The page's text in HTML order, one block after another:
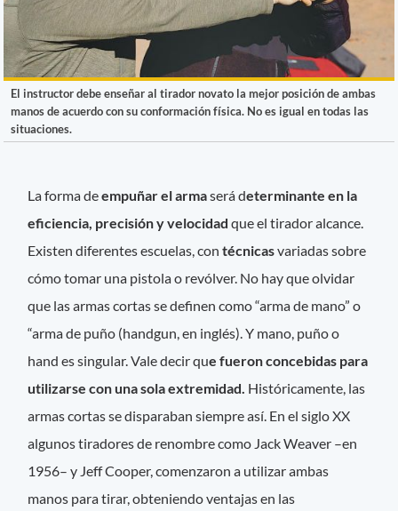
El instructor debe enseñar al tirador novato la mejor posición de ambas
manos de acuerdo con su conformación física. No es igual en todas las
situaciones.
La forma deempuñar el armaserá determinante en la
eficiencia, precisión y velocidad que el tirador alcance.
Existen diferentes escuelas, contécnicasvariadas sobre
cómo tomar una pistola o revólver. No hay que olvidar
que las armas cortas se definen como “arma de mano” o
“arma de puño (handgun, en inglés). Y mano, puño o
hand es singular. Vale decir que fueron concebidas para
utilizarse con una sola extremidad. Históricamente, las
armas cortas se disparaban siempre así. En el siglo XX
algunos tiradores de renombre como Jack Weaver –en
1956– y Jeff Cooper, comenzaron a utilizar ambas
manos para tirar, obteniendo ventajas en las